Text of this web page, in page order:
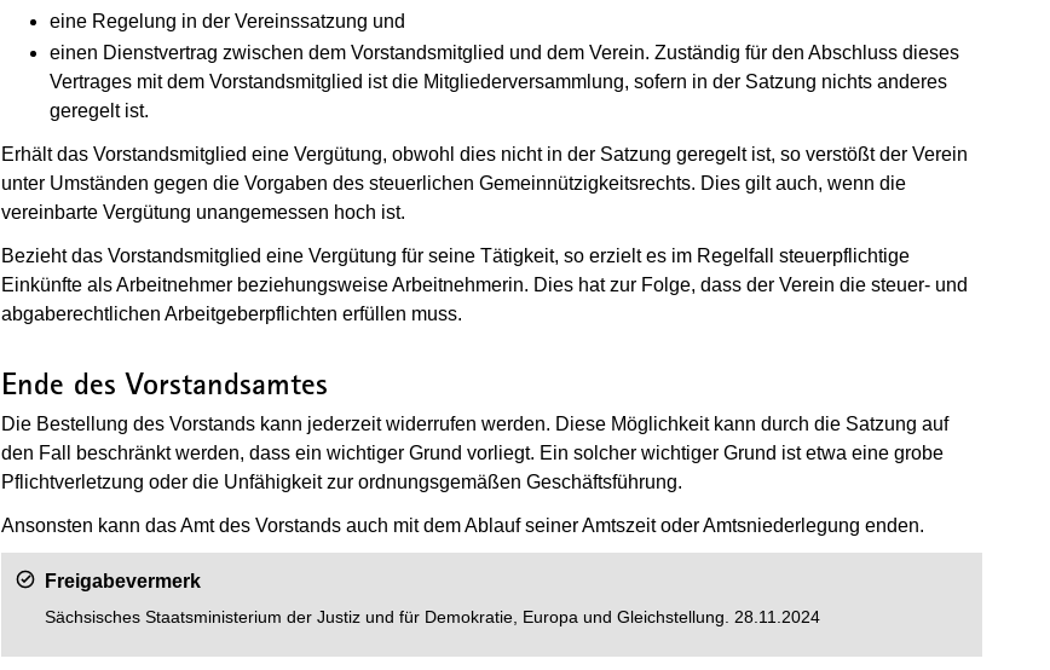
eine Regelung in der Vereinssatzung und
einen Dienstvertrag zwischen dem Vorstandsmitglied und dem Verein. Zuständig für den Abschluss dieses
Vertrages mit dem Vorstandsmitglied ist die Mitgliederversammlung, sofern in der Satzung nichts anderes
geregelt ist.
Erhält das Vorstandsmitglied eine Vergütung, obwohl dies nicht in der Satzung geregelt ist, so verstößt der Verein
unter Umständen gegen die Vorgaben des steuerlichen Gemeinnützigkeitsrechts. Dies gilt auch, wenn die
vereinbarte Vergütung unangemessen hoch ist.
Bezieht das Vorstandsmitglied eine Vergütung für seine Tätigkeit, so erzielt es im Regelfall steuerpflichtige
Einkünfte als Arbeitnehmer beziehungsweise Arbeitnehmerin. Dies hat zur Folge, dass der Verein die steuer- und
abgaberechtlichen Arbeitgeberpflichten erfüllen muss.
Ende des Vorstandsamtes
Die Bestellung des Vorstands kann jederzeit widerrufen werden. Diese Möglichkeit kann durch die Satzung auf
den Fall beschränkt werden, dass ein wichtiger Grund vorliegt. Ein solcher wichtiger Grund ist etwa eine grobe
Pflichtverletzung oder die Unfähigkeit zur ordnungsgemäßen Geschäftsführung.
Ansonsten kann das Amt des Vorstands auch mit dem Ablauf seiner Amtszeit oder Amtsniederlegung enden.
Freigabevermerk
Sächsisches Staatsministerium der Justiz und für Demokratie, Europa und Gleichstellung. 28.11.2024